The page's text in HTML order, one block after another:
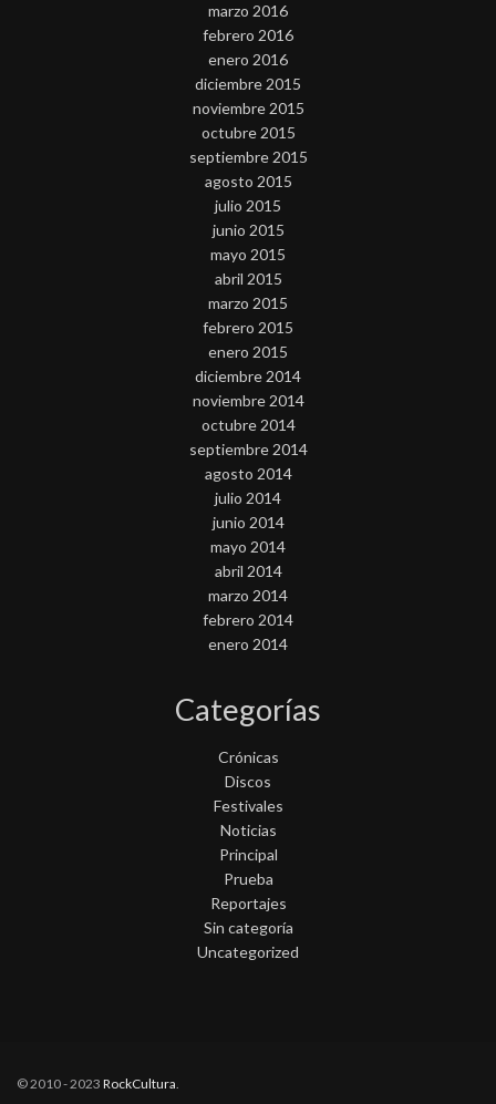
marzo 2016
febrero 2016
enero 2016
diciembre 2015
noviembre 2015
octubre 2015
septiembre 2015
agosto 2015
julio 2015
junio 2015
mayo 2015
abril 2015
marzo 2015
febrero 2015
enero 2015
diciembre 2014
noviembre 2014
octubre 2014
septiembre 2014
agosto 2014
julio 2014
junio 2014
mayo 2014
abril 2014
marzo 2014
febrero 2014
enero 2014
Categorías
Crónicas
Discos
Festivales
Noticias
Principal
Prueba
Reportajes
Sin categoría
Uncategorized
© 2010 - 2023 RockCultura